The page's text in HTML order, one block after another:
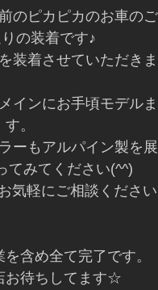
のピカピカのお車のご
の装着です♪
装着させていただきま
インにお手頃モデル
す。
ーもアルパイン製を
てみてください(^^)
気軽にご相談くださ
含め全て完了です。
お待ちしてます☆